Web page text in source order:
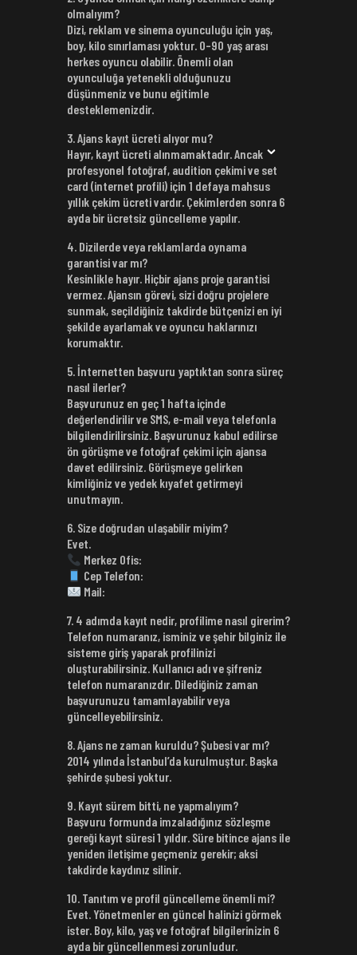
olmalıyım?
Dizi, reklam ve sinema oyunculuğu için yaş,
boy, kilo sınırlaması yoktur. 0–90 yaş arası
herkes oyuncu olabilir. Önemli olan
oyunculuğa yetenekli olduğunuzu
düşünmeniz ve bunu eğitimle
desteklemenizdir.
3. Ajans kayıt ücreti alıyor mu?
Hayır, kayıt ücreti alınmamaktadır. Ancak
profesyonel fotoğraf, audition çekimi ve set
card (internet profili) için 1 defaya mahsus
yıllık çekim ücreti vardır. Çekimlerden sonra 6
ayda bir ücretsiz güncelleme yapılır.
4. Dizilerde veya reklamlarda oynama
garantisi var mı?
Kesinlikle hayır. Hiçbir ajans proje garantisi
vermez. Ajansın görevi, sizi doğru projelere
sunmak, seçildiğiniz takdirde bütçenizi en iyi
şekilde ayarlamak ve oyuncu haklarınızı
korumaktır.
5. İnternetten başvuru yaptıktan sonra süreç
nasıl ilerler?
Başvurunuz en geç 1 hafta içinde
değerlendirilir ve SMS, e-mail veya telefonla
bilgilendirilirsiniz. Başvurunuz kabul edilirse
ön görüşme ve fotoğraf çekimi için ajansa
davet edilirsiniz. Görüşmeye gelirken
kimliğiniz ve yedek kıyafet getirmeyi
unutmayın.
6. Size doğrudan ulaşabilir miyim?
Evet.
Merkez Ofis:
Cep Telefon:
Mail:
7. 4 adımda kayıt nedir, profilime nasıl girerim?
Telefon numaranız, isminiz ve şehir bilginiz ile
sisteme giriş yaparak profilinizi
oluşturabilirsiniz. Kullanıcı adı ve şifreniz
telefon numaranızdır. Dilediğiniz zaman
başvurunuzu tamamlayabilir veya
güncelleyebilirsiniz.
8. Ajans ne zaman kuruldu? Şubesi var mı?
2014 yılında İstanbul’da kurulmuştur. Başka
şehirde şubesi yoktur.
9. Kayıt sürem bitti, ne yapmalıyım?
Başvuru formunda imzaladığınız sözleşme
gereği kayıt süresi 1 yıldır. Süre bitince ajans ile
yeniden iletişime geçmeniz gerekir; aksi
takdirde kaydınız silinir.
10. Tanıtım ve profil güncelleme önemli mi?
Evet. Yönetmenler en güncel halinizi görmek
ister. Boy, kilo, yaş ve fotoğraf bilgilerinizin 6
ayda bir güncellenmesi zorunludur.